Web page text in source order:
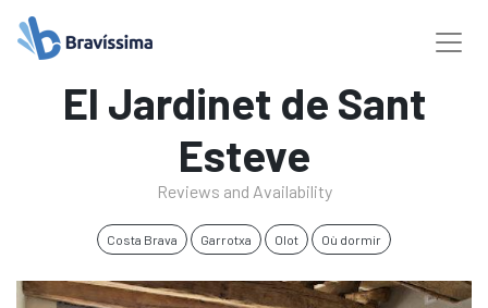
El Jardinet de Sant
Esteve
Reviews and Availability
Costa Brava Garrotxa Olot Où dormir